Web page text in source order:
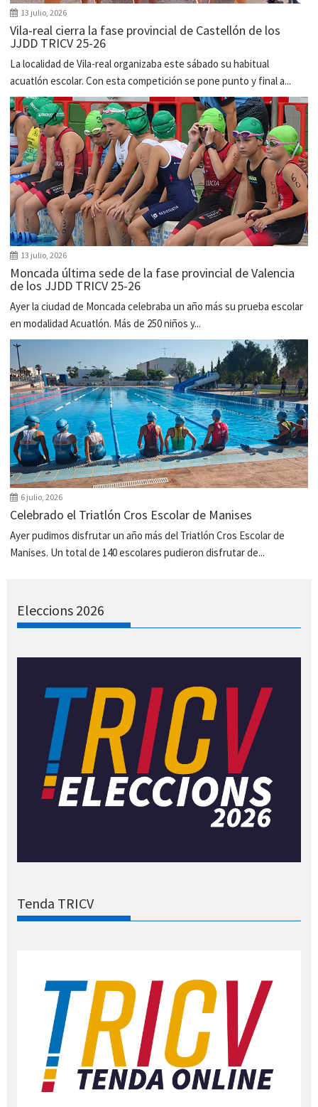
13 julio, 2026
Vila-real cierra la fase provincial de Castellón de los
JJDD TRICV 25-26
La localidad de Vila-real organizaba este sábado su habitual
acuatlón escolar. Con esta competición se pone punto y final a...
13 julio, 2026
Moncada última sede de la fase provincial de Valencia
de los JJDD TRICV 25-26
Ayer la ciudad de Moncada celebraba un año más su prueba escolar
en modalidad Acuatlón. Más de 250 niños y...
6 julio, 2026
Celebrado el Triatlón Cros Escolar de Manises
Ayer pudimos disfrutar un año más del Triatlón Cros Escolar de
Manises. Un total de 140 escolares pudieron disfrutar de...
Eleccions 2026
Tenda TRICV